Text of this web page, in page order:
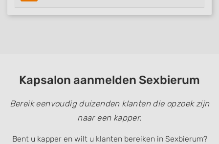
Kapsalon aanmelden Sexbierum
Bereik eenvoudig duizenden klanten die opzoek zijn
naar een kapper.
Bent u kapper en wilt u klanten bereiken in Sexbierum?
Performance
Functional